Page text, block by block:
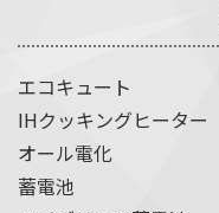
エコキュート
IHクッキングヒーター
オール電化
蓄電池